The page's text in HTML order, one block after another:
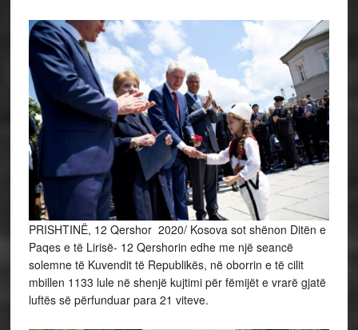
PRISHTINË, 12 Qershor 2020/ Kosova sot shënon Ditën e
Paqes e të Lirisë- 12 Qershorin edhe me një seancë
solemne të Kuvendit të Republikës, në oborrin e të cilit
mbillen 1133 lule në shenjë kujtimi për fëmijët e vrarë gjatë
luftës së përfunduar para 21 viteve.